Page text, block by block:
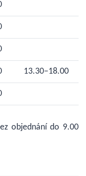
13.30–18.00
objednání do 9.00